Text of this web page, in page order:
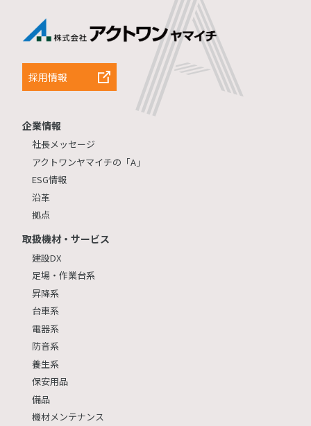
採用情報
企業情報
社長メッセージ
アクトワンヤマイチの「A」
ESG情報
沿革
拠点
取扱機材・サービス
建設DX
足場・作業台系
昇降系
台車系
電器系
防音系
養生系
保安用品
備品
機材メンテナンス